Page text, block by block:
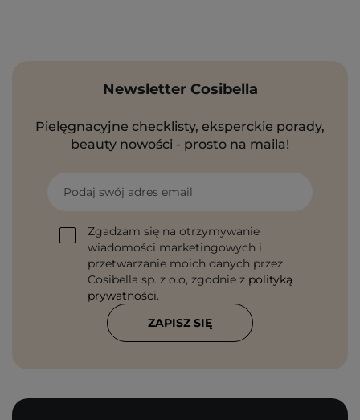
Newsletter Cosibella
Pielęgnacyjne checklisty, eksperckie porady,
beauty nowości - prosto na maila!
Podaj swój adres email
Zgadzam się na otrzymywanie
wiadomości marketingowych i
przetwarzanie moich danych przez
Cosibella sp. z o.o, zgodnie z polityką
prywatności.
ZAPISZ SIĘ